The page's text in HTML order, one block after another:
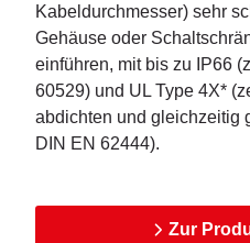
Kabeldurchmesser) sehr
Gehäuse oder
einführen, mit bis zu IP66
60529) und UL Type 4X*
abdichten und gleichzeitig
DIN EN 62444).
Zur